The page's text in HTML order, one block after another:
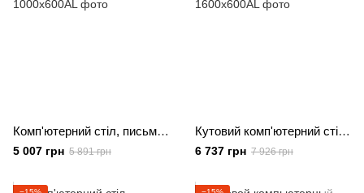
Комп'ютерний стіл, письмовий стіл з 5 поличками з ДСП
5 007 грн 5 891 грн
Кутовий комп'ютерний стіл лофтовий зі стелажем із ДСП Дуб сонома, 1200
6 737 грн 7 926 грн